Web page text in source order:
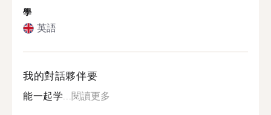
學
英語
我的對話夥伴要
能一起学...閱讀更多